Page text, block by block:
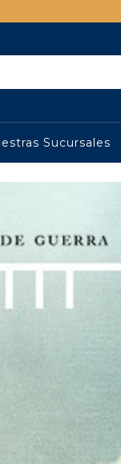
Sucursales